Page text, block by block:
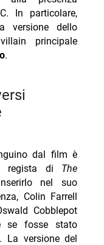
In particolare,
versione dello
principale
.
dal film è
regista di The
nel suo
Colin Farrell
Cobblepot
se fosse stato
La versione del